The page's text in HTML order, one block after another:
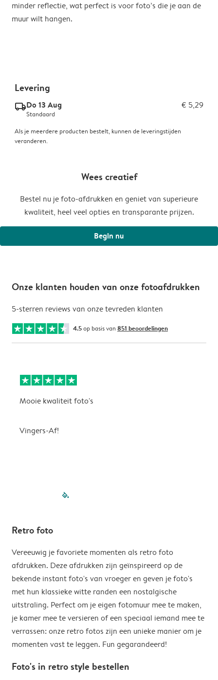
minder reflectie, wat perfect is voor foto’s die je aan de
muur wilt hangen.
Levering
delivery_standard_v2Do 13 Aug € 5,29
Standaard
Als je meerdere producten bestelt, kunnen de leveringstijden
veranderen.
Wees creatief
Bestel nu je foto-afdrukken en geniet van superieure
kwaliteit, heel veel opties en transparante prijzen.
Begin nu
Onze klanten houden van onze fotoafdrukken
5-sterren reviews van onze tevreden klanten
4.5op basis van 851 beoordelingen
Mooie kwaliteit foto's
Vingers-Af!
filled-pagination
Retro foto
Vereeuwig je favoriete momenten als retro foto
afdrukken. Deze afdrukken zijn geïnspireerd op de
bekende instant foto's van vroeger en geven je foto's
met hun klassieke witte randen een nostalgische
uitstraling. Perfect om je eigen fotomuur mee te maken,
je kamer mee te versieren of een speciaal iemand mee te
verrassen: onze retro fotos zijn een unieke manier om je
momenten vast te leggen. Fun gegarandeerd!
Foto's in retro style bestellen